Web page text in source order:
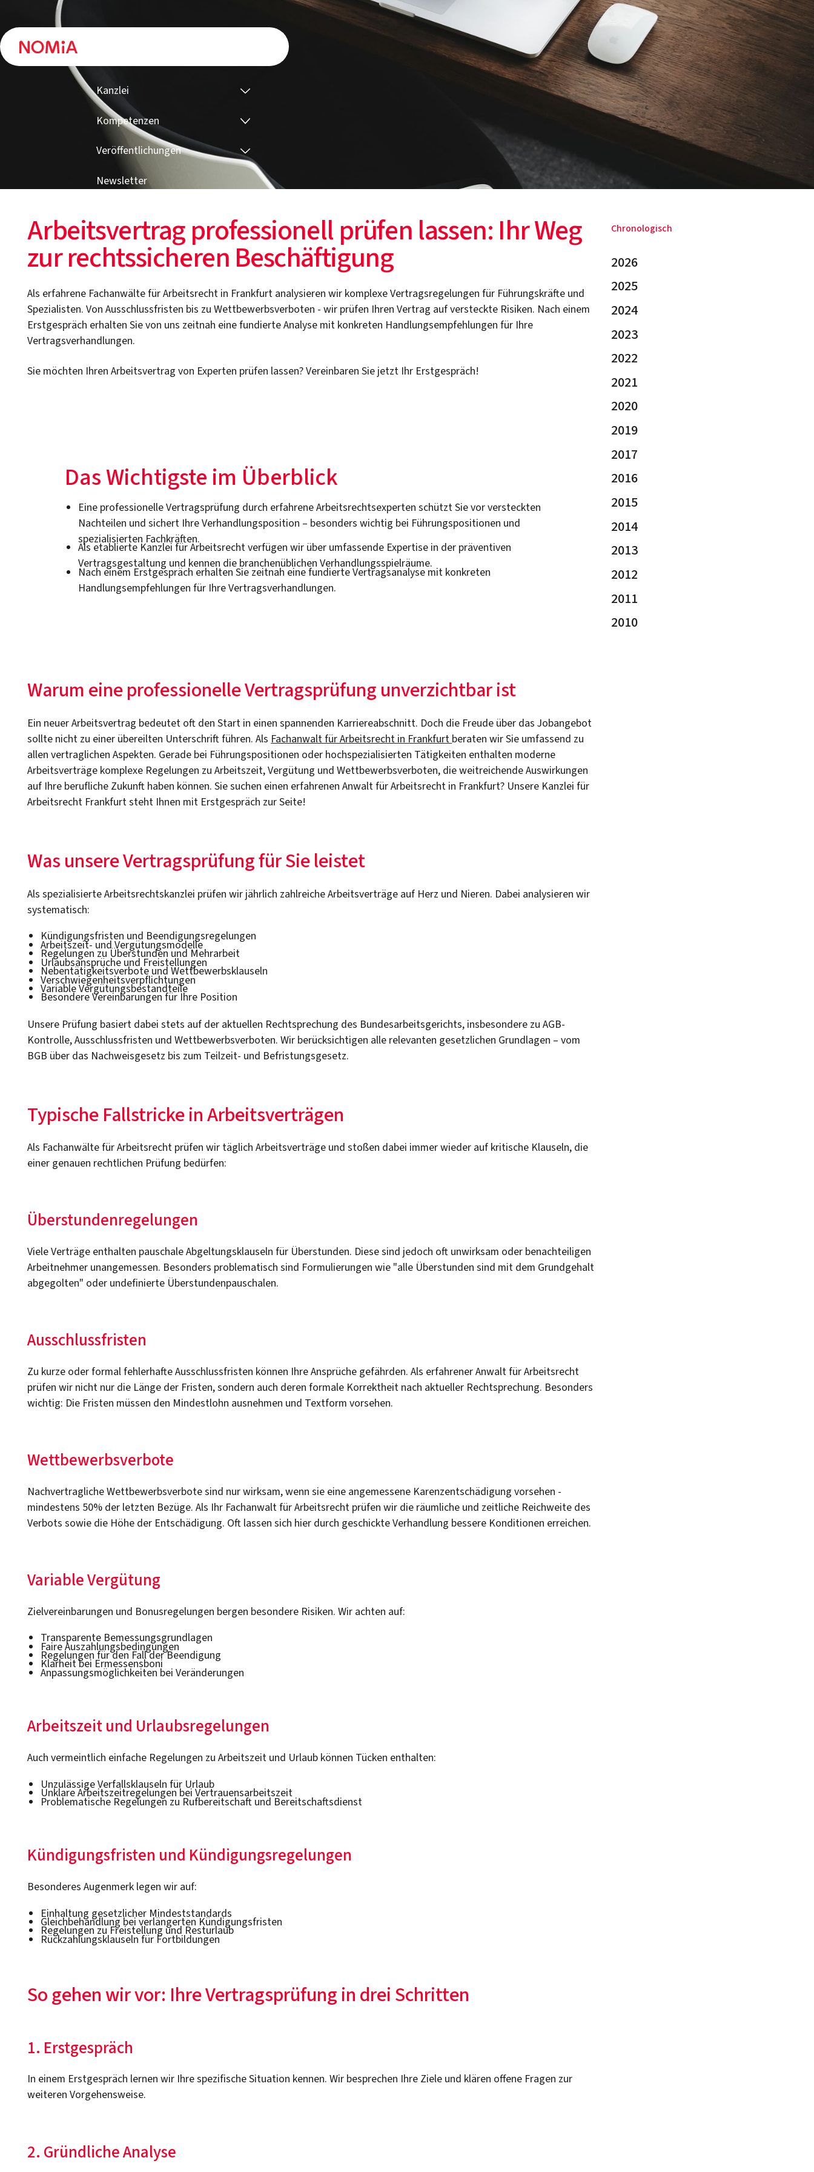
Kanzlei
Kompetenzen
Veröffentlichungen
Newsletter
Arbeitsvertrag professionell prüfen lassen: Ihr Weg
zur rechtssicheren Beschäftigung
Als erfahrene Fachanwälte für Arbeitsrecht in Frankfurt analysieren wir komplexe Vertragsregelungen für Führungskräfte und
Spezialisten. Von Ausschlussfristen bis zu Wettbewerbsverboten - wir prüfen Ihren Vertrag auf versteckte Risiken. Nach einem
Erstgespräch erhalten Sie von uns zeitnah eine fundierte Analyse mit konkreten Handlungsempfehlungen für Ihre
Vertragsverhandlungen.
Sie möchten Ihren Arbeitsvertrag von Experten prüfen lassen? Vereinbaren Sie jetzt Ihr Erstgespräch!
Das Wichtigste im Überblick
Eine professionelle Vertragsprüfung durch erfahrene Arbeitsrechtsexperten schützt Sie vor versteckten
Nachteilen und sichert Ihre Verhandlungsposition – besonders wichtig bei Führungspositionen und
spezialisierten Fachkräften.
Als etablierte Kanzlei für Arbeitsrecht verfügen wir über umfassende Expertise in der präventiven
Vertragsgestaltung und kennen die branchenüblichen Verhandlungsspielräume.
Nach einem Erstgespräch erhalten Sie zeitnah eine fundierte Vertragsanalyse mit konkreten
Handlungsempfehlungen für Ihre Vertragsverhandlungen.
Warum eine professionelle Vertragsprüfung unverzichtbar ist
Ein neuer Arbeitsvertrag bedeutet oft den Start in einen spannenden Karriereabschnitt. Doch die Freude über das Jobangebot
sollte nicht zu einer übereilten Unterschrift führen. Als Fachanwalt für Arbeitsrecht in Frankfurt beraten wir Sie umfassend zu
allen vertraglichen Aspekten. Gerade bei Führungspositionen oder hochspezialisierten Tätigkeiten enthalten moderne
Arbeitsverträge komplexe Regelungen zu Arbeitszeit, Vergütung und Wettbewerbsverboten, die weitreichende Auswirkungen
auf Ihre berufliche Zukunft haben können. Sie suchen einen erfahrenen Anwalt für Arbeitsrecht in Frankfurt? Unsere Kanzlei für
Arbeitsrecht Frankfurt steht Ihnen mit Erstgespräch zur Seite!
Was unsere Vertragsprüfung für Sie leistet
Als spezialisierte Arbeitsrechtskanzlei prüfen wir jährlich zahlreiche Arbeitsverträge auf Herz und Nieren. Dabei analysieren wir
systematisch:
Kündigungsfristen und Beendigungsregelungen
Arbeitszeit- und Vergütungsmodelle
Regelungen zu Überstunden und Mehrarbeit
Urlaubsansprüche und Freistellungen
Nebentätigkeitsverbote und Wettbewerbsklauseln
Verschwiegenheitsverpflichtungen
Variable Vergütungsbestandteile
Besondere Vereinbarungen für Ihre Position
Unsere Prüfung basiert dabei stets auf der aktuellen Rechtsprechung des Bundesarbeitsgerichts, insbesondere zu AGB-
Kontrolle, Ausschlussfristen und Wettbewerbsverboten. Wir berücksichtigen alle relevanten gesetzlichen Grundlagen – vom
BGB über das Nachweisgesetz bis zum Teilzeit- und Befristungsgesetz.
Typische Fallstricke in Arbeitsverträgen
Als Fachanwälte für Arbeitsrecht prüfen wir täglich Arbeitsverträge und stoßen dabei immer wieder auf kritische Klauseln, die
einer genauen rechtlichen Prüfung bedürfen:
Überstundenregelungen
Viele Verträge enthalten pauschale Abgeltungsklauseln für Überstunden. Diese sind jedoch oft unwirksam oder benachteiligen
Arbeitnehmer unangemessen. Besonders problematisch sind Formulierungen wie "alle Überstunden sind mit dem Grundgehalt
abgegolten" oder undefinierte Überstundenpauschalen.
Ausschlussfristen
Zu kurze oder formal fehlerhafte Ausschlussfristen können Ihre Ansprüche gefährden. Als erfahrener Anwalt für Arbeitsrecht
prüfen wir nicht nur die Länge der Fristen, sondern auch deren formale Korrektheit nach aktueller Rechtsprechung. Besonders
wichtig: Die Fristen müssen den Mindestlohn ausnehmen und Textform vorsehen.
Wettbewerbsverbote
Nachvertragliche Wettbewerbsverbote sind nur wirksam, wenn sie eine angemessene Karenzentschädigung vorsehen -
mindestens 50% der letzten Bezüge. Als Ihr Fachanwalt für Arbeitsrecht prüfen wir die räumliche und zeitliche Reichweite des
Verbots sowie die Höhe der Entschädigung. Oft lassen sich hier durch geschickte Verhandlung bessere Konditionen erreichen.
Variable Vergütung
Zielvereinbarungen und Bonusregelungen bergen besondere Risiken. Wir achten auf:
Transparente Bemessungsgrundlagen
Faire Auszahlungsbedingungen
Regelungen für den Fall der Beendigung
Klarheit bei Ermessensboni
Anpassungsmöglichkeiten bei Veränderungen
Arbeitszeit und Urlaubsregelungen
Auch vermeintlich einfache Regelungen zu Arbeitszeit und Urlaub können Tücken enthalten:
Unzulässige Verfallsklauseln für Urlaub
Unklare Arbeitszeitregelungen bei Vertrauensarbeitszeit
Problematische Regelungen zu Rufbereitschaft und Bereitschaftsdienst
Kündigungsfristen und Kündigungsregelungen
Besonderes Augenmerk legen wir auf:
Einhaltung gesetzlicher Mindeststandards
Gleichbehandlung bei verlängerten Kündigungsfristen
Regelungen zu Freistellung und Resturlaub
Rückzahlungsklauseln für Fortbildungen
So gehen wir vor: Ihre Vertragsprüfung in drei Schritten
1. Erstgespräch
In einem Erstgespräch lernen wir Ihre spezifische Situation kennen. Wir besprechen Ihre Ziele und klären offene Fragen zur
weiteren Vorgehensweise.
2. Gründliche Analyse
Chronologisch
2026
2025
2024
2023
2022
2021
2020
2019
2017
2016
2015
2014
2013
2012
2011
2010